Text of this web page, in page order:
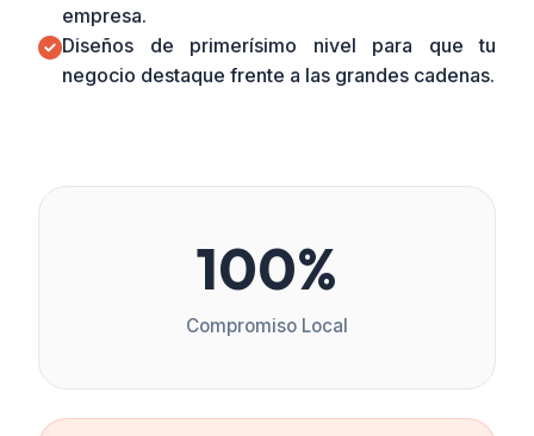
empresa.
Diseños de primerísimo nivel para que tu
negocio destaque frente a las grandes cadenas.
100%
Compromiso Local